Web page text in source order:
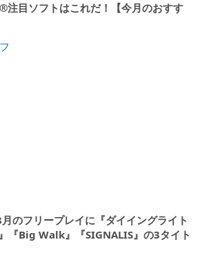
注目ソフトはこれだ！【今月のおすす
フリープレイに『ダイイングライト
『Big Walk』『SIGNALIS』の3タイト